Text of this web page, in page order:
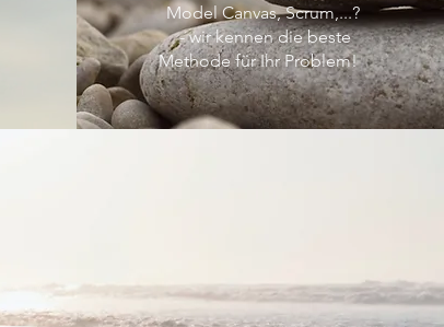
Model Canvas, Scrum,...?
- wir kennen die beste
Methode für Ihr Problem!